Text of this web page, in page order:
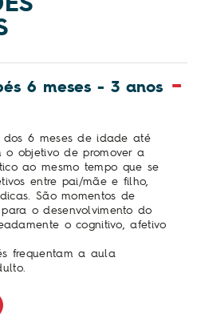
6 meses - 3 anos
6 meses de idade até
o objetivo de promover a
ao mesmo tempo que se
entre pai/mãe e filho,
São momentos de
o desenvolvimento do
o cognitivo, afetivo
frequentam a aula